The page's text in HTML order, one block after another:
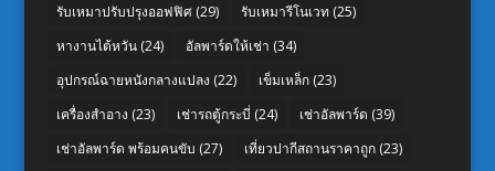
รับเหมาปรับปรุงออฟฟิศ(29) รับเหมารีโนเวท (25)
หางานไต้หวัน(24) อัลพาร์ดให้เช่า (34)
อุปกรณ์ฉายหนังกลางแปลง (22) เข็มเหล็ก(23)
เครื่องสำอาง (23) เช่ารถตู้กระบี่ (24) เช่าอัลพาร์ด (39)
เช่าอัลพาร์ด พร้อมคนขับ (27) เที่ยวปากีสถานราคาถูก(23)